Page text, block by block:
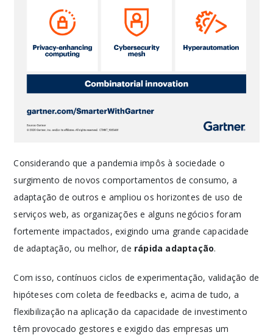
Considerando que a pandemia impôs à sociedade o
surgimento de novos comportamentos de consumo, a
adaptação de outros e ampliou os horizontes de uso de
serviços web, as organizações e alguns negócios foram
fortemente impactados, exigindo uma grande capacidade
de adaptação, ou melhor, de rápida adaptação.
Com isso, contínuos ciclos de experimentação, validação de
hipóteses com coleta de feedbacks e, acima de tudo, a
flexibilização na aplicação da capacidade de investimento
têm provocado gestores e exigido das empresas um